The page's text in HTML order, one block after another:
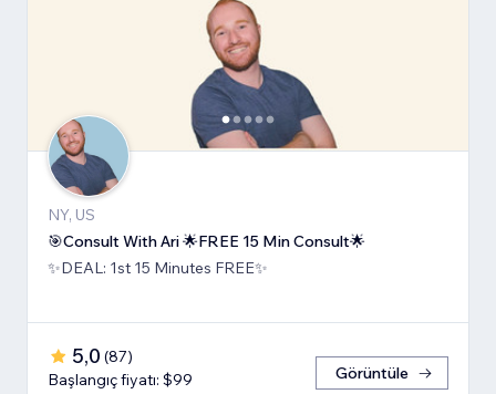
NY, US
🎯Consult With Ari 🌟FREE 15 Min Consult🌟
✨DEAL: 1st 15 Minutes FREE✨
5,0 (87)
Başlangıç fiyatı: $99
Görüntüle